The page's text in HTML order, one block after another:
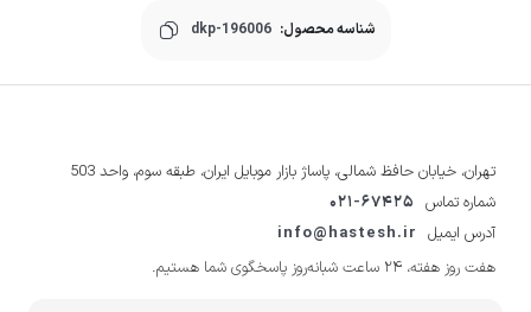
شناسه محصول: dkp-196006
تهران، خیابان حافظ شمالی، پاساژ بازار موبایل ایران، طبقه سوم، واحد 503
شماره تماس 021-67425
آدرس ایمیل info@hastesh.ir
هفت روز هفته، ۲۴ ساعت شبانه‌روز پاسخگوی شما هستیم.